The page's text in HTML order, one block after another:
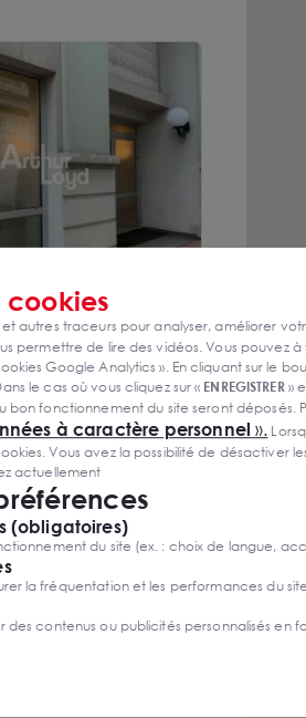
125m²
HD F.A.I
cookies
et autres traceurs pour analyser, améliorer
permettre de lire des vidéos. Vous pouvez
Google Analytics ». En cliquant sur le
le cas où vous cliquez sur « ENREGISTRER»
bon fonctionnement du site seront déposés.
à caractère personnel ».
Vous avez la possibilité de désactiver
actuellement
(obligatoires)
du site (ex. : choix de langue,
la fréquentation et les performances du
des contenus ou publicités personnalisés en